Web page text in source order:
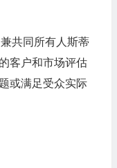
共同所有人斯蒂
客户和市场评估
或满足受众实际